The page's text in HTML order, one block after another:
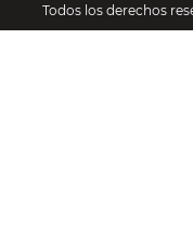
Todos los derechos